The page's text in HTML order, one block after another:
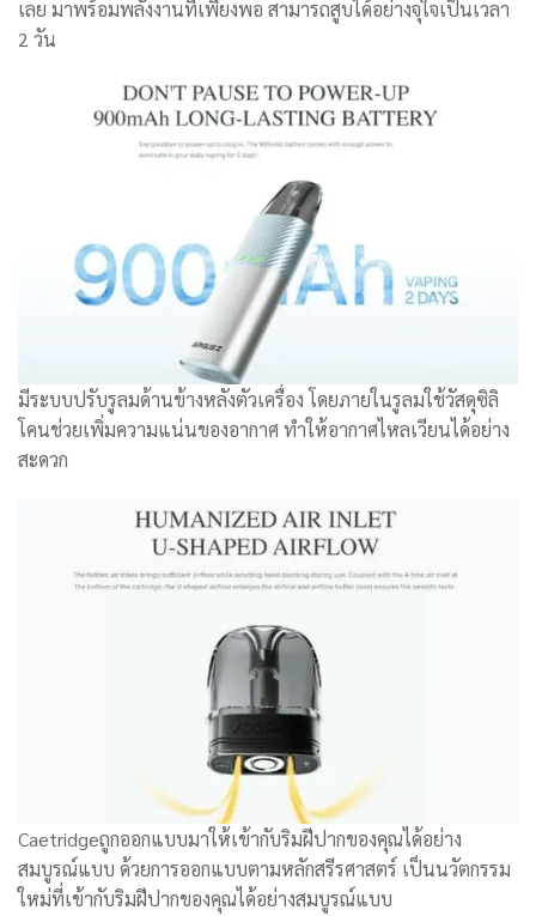
เลย มาพร้อมพลังงานที่เพียงพอ สามารถสูบได้อย่างจุใจเป็นเวลา
2 วัน
มีระบบปรับรูลมด้านข้างหลังตัวเครื่อง โดยภายในรูลมใช้วัสดุซิลิ
โคนช่วยเพิ่มความแน่นของอากาศ ทำให้อากาศไหลเวียนได้อย่าง
สะดวก
Caetridgeถูกออกแบบมาให้เข้ากับริมฝีปากของคุณได้อย่าง
สมบูรณ์แบบ ด้วยการออกแบบตามหลักสรีรศาสตร์ เป็นนวัตกรรม
ใหม่ที่เข้ากับริมฝีปากของคุณได้อย่างสมบูรณ์แบบ